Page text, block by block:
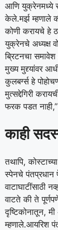
आणि युक्रेनमध्ये
केले.मर्झ म्हणाले
कोणी करायचे हे
युक्रेनचे अध्यक्ष
ब्रिटनचा
मुख्य मुद्द्यांवर
कुलबर्ग्स हे
मुत्सद्देगिरी
फरक पडत नाही,”
काही
तथापि,
स्पेनचे पंतप्रधान
वाटाघाटींसाठी
वाटते की ते
दृष्टिकोनातून,
म्हणाले.आयरिश